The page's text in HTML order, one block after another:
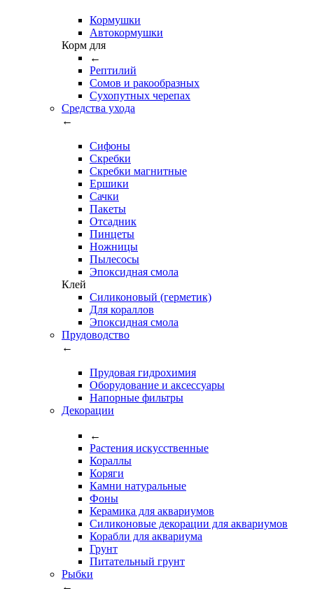
Кормушки
Автокормушки
Корм для
←
Рептилий
Сомов и ракообразных
Сухопутных черепах
Средства ухода
←
Сифоны
Скребки
Скребки магнитные
Ершики
Сачки
Пакеты
Отсадник
Пинцеты
Ножницы
Пылесосы
Эпоксидная смола
Клей
Силиконовый (герметик)
Для кораллов
Эпоксидная смола
Прудоводство
←
Прудовая гидрохимия
Оборудование и аксессуары
Напорные фильтры
Декорации
←
Растения искусственные
Кораллы
Коряги
Камни натуральные
Фоны
Керамика для аквариумов
Силиконовые декорации для аквариумов
Корабли для аквариума
Грунт
Питательный грунт
Рыбки
←